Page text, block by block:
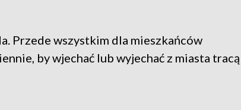
Przede wszystkim dla mieszkańców
by wjechać lub wyjechać z miasta tracą